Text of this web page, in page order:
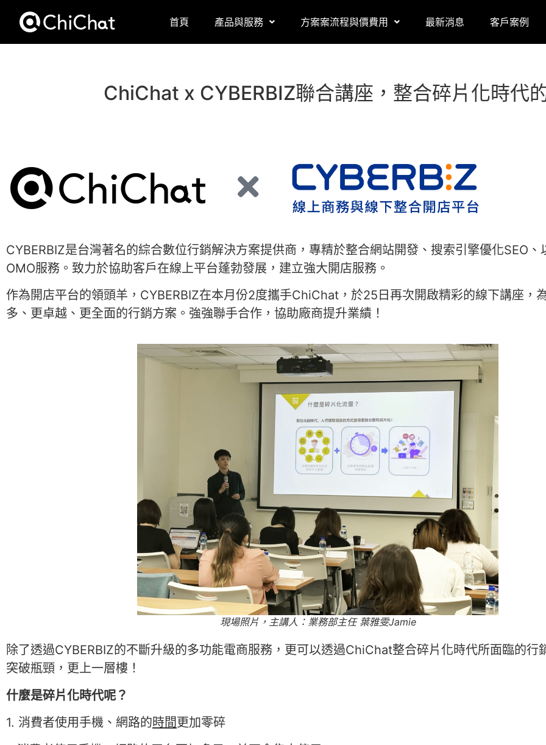
首頁 產品與服務 方案案流程與價費用 最新消息 客戶案例
ChiChat x CYBERBIZ聯合講座，整合碎片化時代
CYBERBIZ是台灣著名的綜合數位行銷解決方案提供商，專精於整合網站開發、搜索引擎優化SEO、
OMO服務。致力於協助客戶在線上平台蓬勃發展，建立強大開店服務。
作為開店平台的領頭羊，CYBERBIZ在本月份2度攜手ChiChat ，於25日再次開啟精彩的線下講座，
多、更卓越、更全面的行銷方案。強強聯手合作，協助廠商提升業績！
現場照片，主講人：業務部主任 葉雅雯Jamie
除了透過CYBERBIZ的不斷升級的多功能電商服務，更可以透過ChiChat整合碎片化時代所面臨的行
突破瓶頸，更上一層樓！
什麼是碎片化時代呢？
1. 消費者使用手機、網路的時間更加零碎